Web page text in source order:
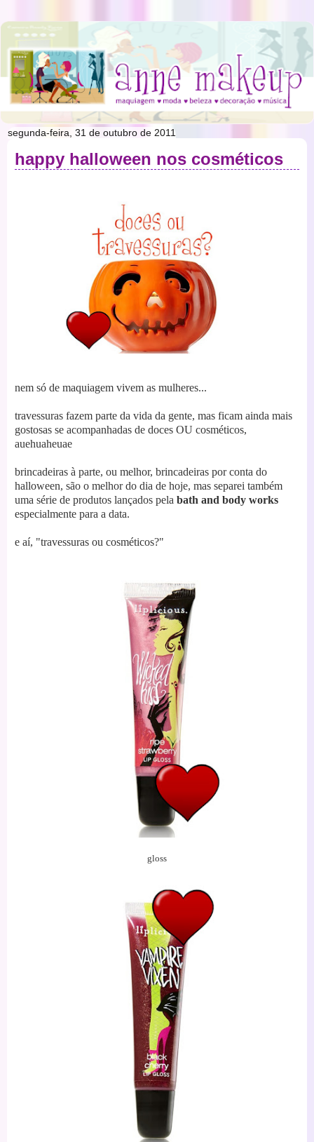
segunda-feira, 31 de outubro de 2011
happy halloween nos cosméticos
nem só de maquiagem vivem as mulheres...
travessuras fazem parte da vida da gente, mas ficam ainda mais
gostosas se acompanhadas de doces OU cosméticos,
auehuaheuae
brincadeiras à parte, ou melhor, brincadeiras por conta do
halloween, são o melhor do dia de hoje, mas separei também
uma série de produtos lançados pela bath and body works
especialmente para a data.
e aí, "travessuras ou cosméticos?"
gloss